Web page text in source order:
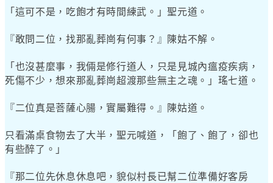
「這可不是，吃飽才有時間練武。」聖元道。
『敢問二位，找那亂葬崗有何事？』陳姑不解。
「也沒甚麼事，我倆是修行道人，只是見城內瘟疫疾病，
死傷不少，想來那亂葬崗超渡那些無主之魂。」瑤七道。
『二位真是菩薩心腸，實屬難得。』陳姑道。
只看滿桌食物去了大半，聖元喊道，「飽了、飽了，卻也
有些醉了。」
『那二位先休息休息吧，貌似村長已幫二位準備好客房